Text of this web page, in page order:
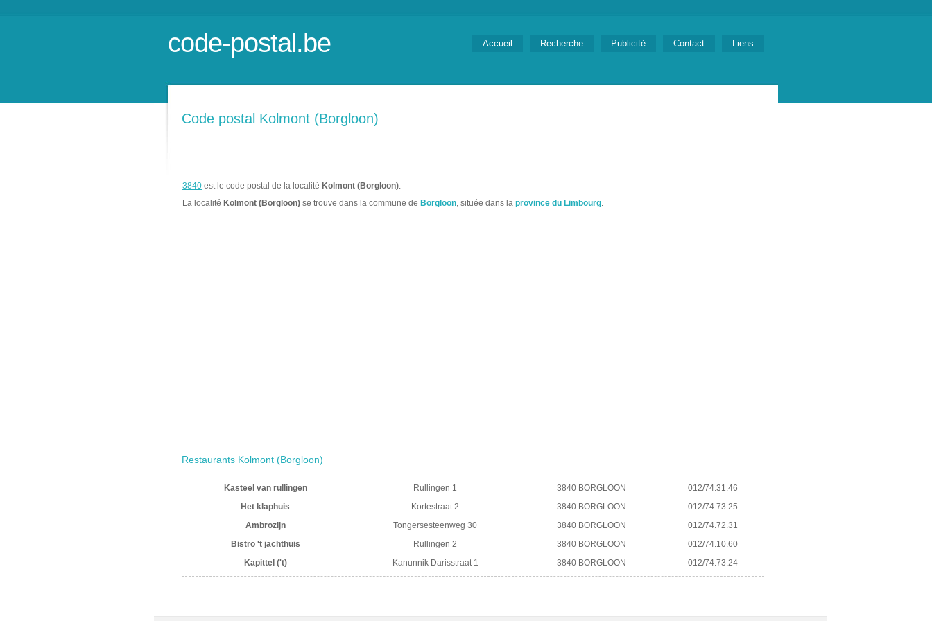
code-postal.be Accueil Recherche Publicité Contact Liens
Code postal Kolmont (Borgloon)
3840 est le code postal de la localité Kolmont (Borgloon).
La localité Kolmont (Borgloon) se trouve dans la commune de Borgloon, située dans la province du Limbourg.
Restaurants Kolmont (Borgloon)
Kasteel van rullingen Rullingen 1 3840 BORGLOON
012/74.31.46
Het klaphuis
Kortestraat 2 3840 BORGLOON
012/74.73.25
Ambrozijn
Tongersesteenweg 30 3840 BORGLOON
012/74.72.31
Bistro 't jachthuis
Rullingen 2 3840 BORGLOON
012/74.10.60
Kapittel ('t)
Kanunnik Darisstraat 1 3840 BORGLOON 012/74.73.24